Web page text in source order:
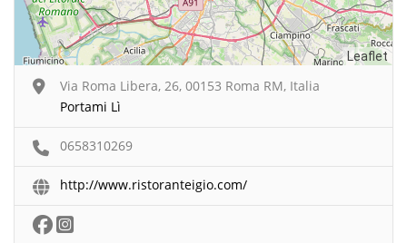
Leaflet
Via Roma Libera, 26, 00153 Roma RM, Italia
Portami Lì
0658310269
http://www.ristoranteigio.com/